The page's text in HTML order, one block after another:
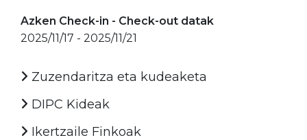
Azken Check-in - Check-out datak
2025/11/17 - 2025/11/21
Zuzendaritza eta kudeaketa
DIPC Kideak
Ikertzaile Finkoak